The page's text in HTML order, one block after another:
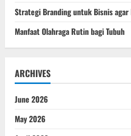
Strategi Branding untuk Bisnis agar
Manfaat Olahraga Rutin bagi Tubuh
ARCHIVES
June 2026
May 2026